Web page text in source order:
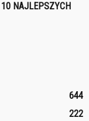
10 NAJLEPSZYCH
644
222